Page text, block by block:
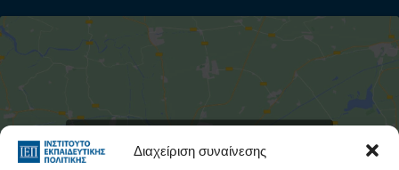
Διαχείριση συναίνεσης
εμπορικής προώθησης και να